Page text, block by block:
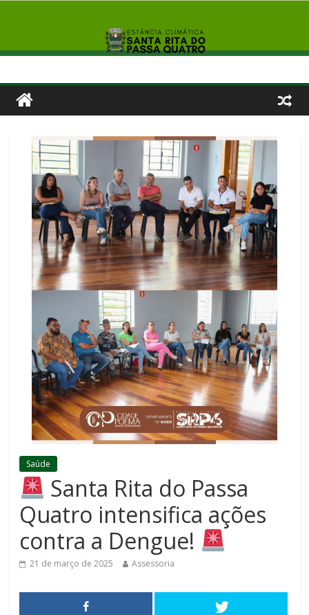
Saúde
Santa Rita do Passa
Quatro intensifica ações
contra a Dengue!
21 de março de 2025 Assessoria